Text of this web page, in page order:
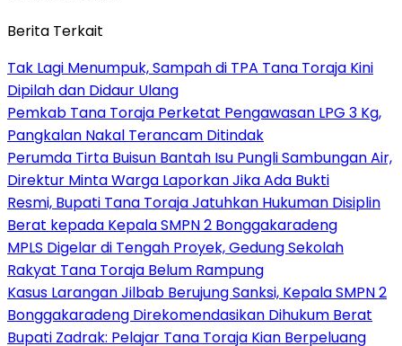
Berita Terkait
Tak Lagi Menumpuk, Sampah di TPA Tana Toraja Kini
Dipilah dan Didaur Ulang
Pemkab Tana Toraja Perketat Pengawasan LPG 3 Kg,
Pangkalan Nakal Terancam Ditindak
Perumda Tirta Buisun Bantah Isu Pungli Sambungan Air,
Direktur Minta Warga Laporkan Jika Ada Bukti
Resmi, Bupati Tana Toraja Jatuhkan Hukuman Disiplin
Berat kepada Kepala SMPN 2 Bonggakaradeng
MPLS Digelar di Tengah Proyek, Gedung Sekolah
Rakyat Tana Toraja Belum Rampung
Kasus Larangan Jilbab Berujung Sanksi, Kepala SMPN 2
Bonggakaradeng Direkomendasikan Dihukum Berat
Bupati Zadrak: Pelajar Tana Toraja Kian Berpeluang